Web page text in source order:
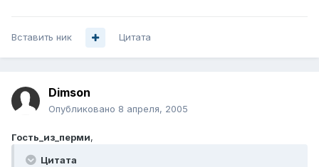
Вставить ник Цитата
Dimson
Опубликовано 8 апреля, 2005
Гость_из_перми,
Цитата